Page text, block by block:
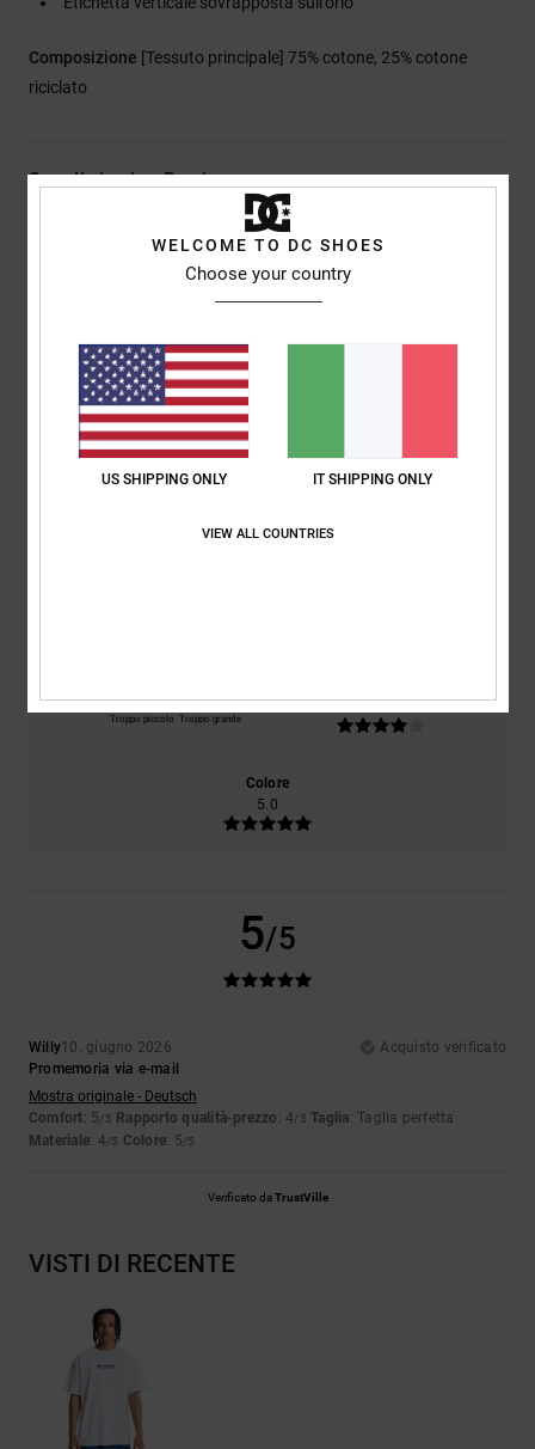
Composizione [Tessuto principale] 75% cotone, 25% cotone
riciclato
Spedizioni e Resi
Recensioni dei clienti
Punteggio medio
5.0
Il 0% dei nostri clienti consiglia questo prodotto
Troppo piccolo Troppo grande
Colore
5.0
5/5
Willy10. giugno 2026
Acquisto verificato
Promemoria via e-mail
Mostra originale - Deutsch
Comfort: 5/5 Rapporto qualità-prezzo : 4/5 Taglia: Taglia perfetta
Materiale: 4/5 Colore: 5/5
Verificato daTrustVille
VISTI DI RECENTE
WELCOME TO DC SHOES
Choose your country
US SHIPPING ONLY IT SHIPPING ONLY
VIEW ALL COUNTRIES